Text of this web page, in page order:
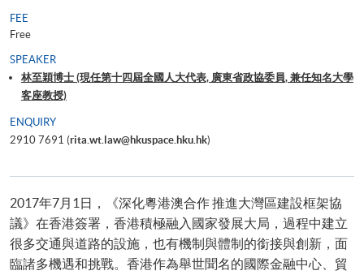
FEE
Free
SPEAKER
林至穎博士 (現任第十四屆全國人大代表, 廣東省政協委員, 兼任知名大學
客座教授)
ENQUIRY
2910 7691 (rita.wt.law@hkuspace.hku.hk)
2017年7月1日，《深化粵港澳合作 推進大灣區建設框架協
議》在香港簽署，香港積極融入國家發展大局，過程中建立
很多交通與道路的設施，也有機制與體制的銜接與創新，面
臨諸多機遇和挑戰。香港作為舉世聞名的國際金融中心、貿